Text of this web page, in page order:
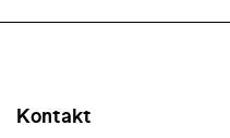
Kontakt